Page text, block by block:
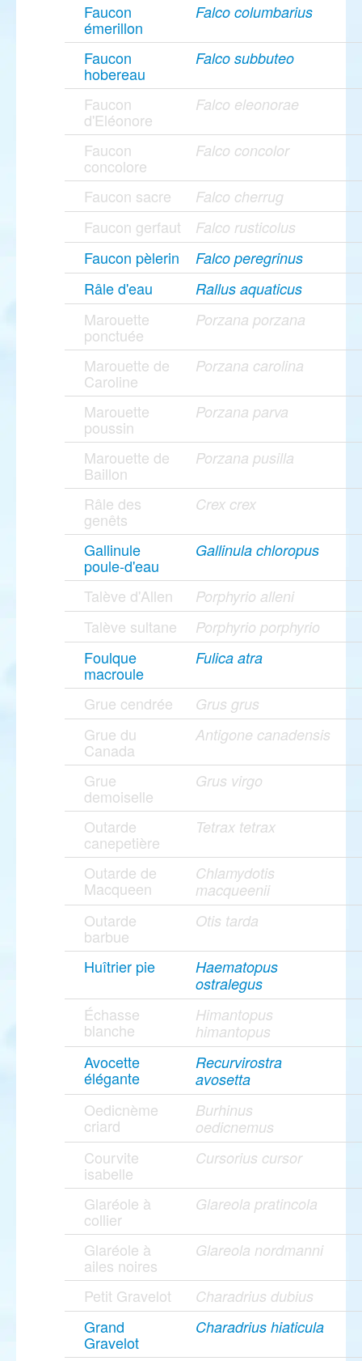
Faucon
émerillon
Falco columbarius
Faucon
hobereau
Falco subbuteo
Faucon
d'Eléonore
Falco eleonorae
Faucon
concolore
Falco concolor
Faucon sacre Falco cherrug
Faucon gerfaut Falco rusticolus
Faucon pèlerin Falco peregrinus
Râle d'eau Rallus aquaticus
Marouette
ponctuée
Porzana porzana
Marouette de
Caroline
Porzana carolina
Marouette
poussin
Porzana parva
Marouette de
Baillon
Porzana pusilla
Râle des
genêts
Crex crex
Gallinule
poule-d'eau
Gallinula chloropus
Talève d'Allen Porphyrio alleni
Talève sultane Porphyrio porphyrio
Foulque
macroule
Fulica atra
Grue cendrée Grus grus
Grue du
Canada
Antigone canadensis
Grue
demoiselle
Grus virgo
Outarde
canepetière
Tetrax tetrax
Outarde de
Macqueen
Chlamydotis
macqueenii
Outarde
barbue
Otis tarda
Huîtrier pie
Haematopus
ostralegus
Échasse
blanche
Himantopus
himantopus
Avocette
élégante
Recurvirostra
avosetta
Oedicnème
criard
Burhinus
oedicnemus
Courvite
isabelle
Cursorius cursor
Glaréole à
collier
Glareola pratincola
Glaréole à
ailes noires
Glareola nordmanni
Petit Gravelot Charadrius dubius
Grand
Gravelot
Charadrius hiaticula